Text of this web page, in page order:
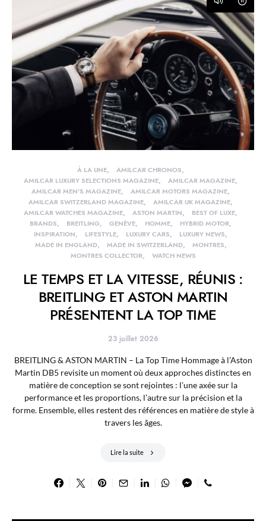
À LA UNE
AMILCAR CHRONOS
AMILCAR LUXURY SELECTIONS MAGAZINE
AMILCAR MAGAZINE
AMILCAR MEN'S MAGAZINE
AMILCAR MOTORS MAGAZINE
AMILCAR SWITZERLAND MAGAZINE
AMILCAR UK MAGAZINE
AMILCAR WATCHES MAGAZINE
ASTON MARTIN
BEST OF LUXE
BRANDS
BREITLING GENÈVE HOMME
HYBRID MOTOR
INSPIRATION
LIFESTYLE LUXURY CARS
LUXURY NEWS
MADE IN ENGLAND
MADE IN SWITZERLAND
MONTRES
MONTRES COLLECTOR
WATCH NEWS
LE TEMPS ET LA VITESSE, RÉUNIS :
BREITLING ET ASTON MARTIN
PRÉSENTENT LA TOP TIME
23 juillet 2026
BREITLING & ASTON MARTIN – La Top Time Hommage à l’Aston
Martin DB5 revisite un moment où deux approches distinctes en
matière de conception se sont rejointes : l’une axée sur la
performance et les proportions, l’autre sur la précision et la
forme. Ensemble, elles restent des références en matière de style à
travers les âges.
Lire la suite